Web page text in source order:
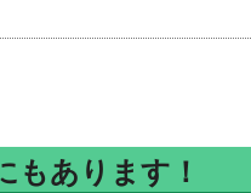
もあります！